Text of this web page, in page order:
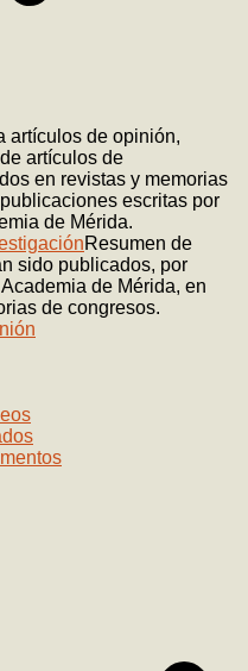
artículos de opinión,
artículos de
en revistas y memorias
escritas por
de Mérida.
Resumen de
sido publicados, por
de Mérida, en
de congresos.